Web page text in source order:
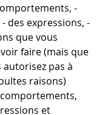
-
des expressions, -
que vous
faire (mais que
pas à
raisons)
et